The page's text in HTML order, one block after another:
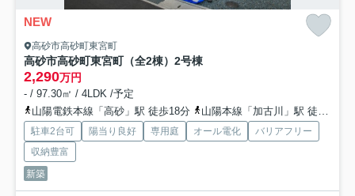
NEW
高砂市高砂町東宮町
高砂市高砂町東宮町（全2棟）2号棟
2,290万円
- / 97.30㎡ / 4LDK /予定
山陽電鉄本線「高砂」駅 徒歩18分
山陽本線「加古川」駅 徒歩66分
駐車2台可 陽当り良好 専用庭 オール電化
バリアフリー
収納豊富
新築